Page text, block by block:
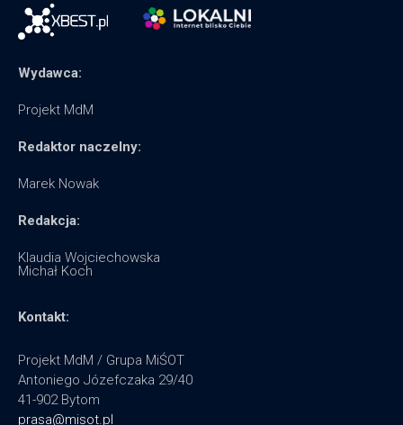
Wydawca:
Projekt MdM
Redaktor naczelny:
Marek Nowak
Redakcja:
Klaudia Wojciechowska
Michał Koch
Kontakt:
Projekt MdM / Grupa MiŚOT
Antoniego Józefczaka 29/40
41-902 Bytom
prasa@misot.pl